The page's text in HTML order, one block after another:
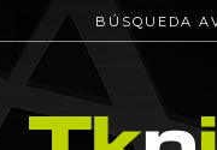
BÚSQUEDA